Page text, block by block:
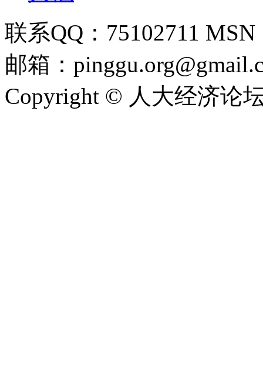
联系QQ：75102711
邮箱：
Copyright © 人大经济论